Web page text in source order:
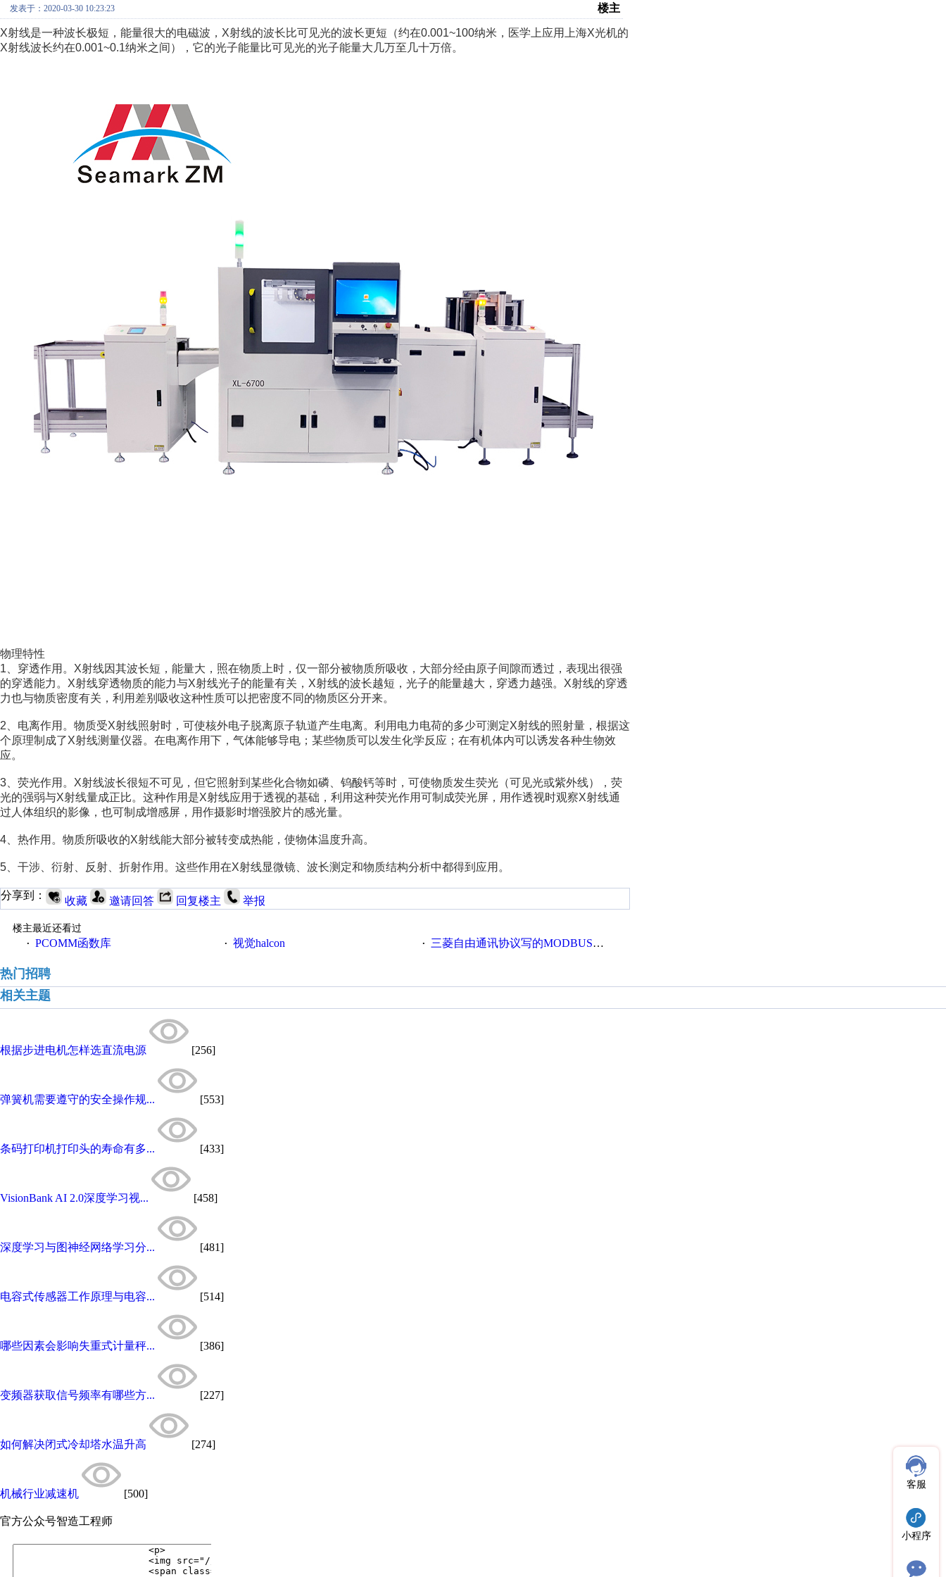
发表于：2020-03-30 10:23:23 楼主
X射线是一种波长极短，能量很大的电磁波，X射线的波长比可见光的波长更短（约在0.001~100纳米，医学上应用上海X光机的
X射线波长约在0.001~0.1纳米之间），它的光子能量比可见光的光子能量大几万至几十万倍。
物理特性
1、穿透作用。X射线因其波长短，能量大，照在物质上时，仅一部分被物质所吸收，大部分经由原子间隙而透过，表现出很强
的穿透能力。X射线穿透物质的能力与X射线光子的能量有关，X射线的波长越短，光子的能量越大，穿透力越强。X射线的穿透
力也与物质密度有关，利用差别吸收这种性质可以把密度不同的物质区分开来。
2、电离作用。物质受X射线照射时，可使核外电子脱离原子轨道产生电离。利用电力电荷的多少可测定X射线的照射量，根据这
个原理制成了X射线测量仪器。在电离作用下，气体能够导电；某些物质可以发生化学反应；在有机体内可以诱发各种生物效
应。
3、荧光作用。X射线波长很短不可见，但它照射到某些化合物如磷、钨酸钙等时，可使物质发生荧光（可见光或紫外线），荧
光的强弱与X射线量成正比。这种作用是X射线应用于透视的基础，利用这种荧光作用可制成荧光屏，用作透视时观察X射线通
过人体组织的影像，也可制成增感屏，用作摄影时增强胶片的感光量。
4、热作用。物质所吸收的X射线能大部分被转变成热能，使物体温度升高。
5、干涉、衍射、反射、折射作用。这些作用在X射线显微镜、波长测定和物质结构分析中都得到应用。
分享到： 收藏 邀请回答 回复楼主 举报
楼主最近还看过
· PCOMM函数库 · 视觉halcon · 三菱自由通讯协议写的MODBUS通讯
热门招聘
相关主题
根据步进电机怎样选直流电源 [256]
弹簧机需要遵守的安全操作规... [553]
条码打印机打印头的寿命有多... [433]
VisionBank AI 2.0深度学习视... [458]
深度学习与图神经网络学习分... [481]
电容式传感器工作原理与电容... [514]
哪些因素会影响失重式计量秤... [386]
变频器获取信号频率有哪些方... [227]
如何解决闭式冷却塔水温升高 [274]
机械行业减速机 [500]
官方公众号智造工程师
客服
小程序